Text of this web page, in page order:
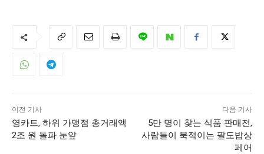
이전 기사
영카트, 하위 가맹점 총거래액
2조 원 돌파 눈앞
다음 기사
5만 명이 찾는 식품 판매전,
사람들이 북적이는 팔도밥상
페어